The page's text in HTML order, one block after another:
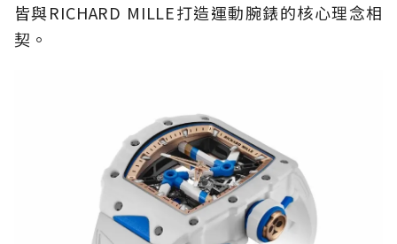
皆與RICHARD MILLE打造運動腕錶的核心理念相
契。